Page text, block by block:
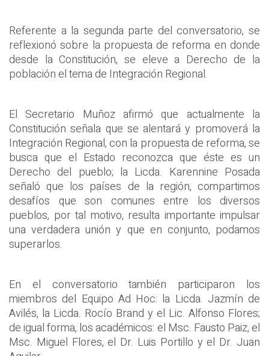
Referente a la segunda parte del conversatorio, se
reflexionó sobre la propuesta de reforma en donde
desde la Constitución, se eleve a Derecho de la
población el tema de Integración Regional.
El Secretario Muñoz afirmó que actualmente la
Constitución señala que se alentará y promoverá la
Integración Regional, con la propuesta de reforma, se
busca que el Estado reconozca que éste es un
Derecho del pueblo; la Licda. Karennine Posada
señaló que los países de la región, compartimos
desafíos que son comunes entre los diversos
pueblos, por tal motivo, resulta importante impulsar
una verdadera unión y que en conjunto, podamos
superarlos.
En el conversatorio también participaron los
miembros del Equipo Ad Hoc: la Licda. Jazmín de
Avilés, la Licda. Rocío Brand y el Lic. Alfonso Flores;
de igual forma, los académicos: el Msc. Fausto Paiz, el
Msc. Miguel Flores, el Dr. Luis Portillo y el Dr. Juan